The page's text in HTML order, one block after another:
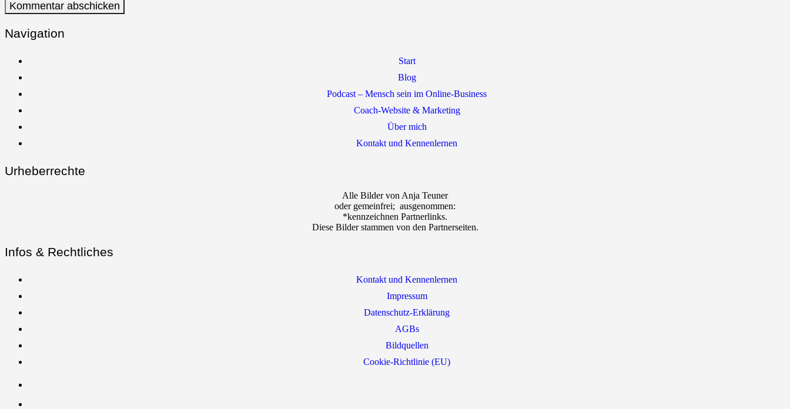
Navigation
Start
Blog
Podcast – Mensch sein im Online-Business
Coach-Website & Marketing
Über mich
Kontakt und Kennenlernen
Urheberrechte
Alle Bilder von Anja Teuner
oder gemeinfrei; ausgenommen:
*kennzeichnen Partnerlinks.
Diese Bilder stammen von den Partnerseiten.
Infos & Rechtliches
Kontakt und Kennenlernen
Impressum
Datenschutz-Erklärung
AGBs
Bildquellen
Cookie-Richtlinie (EU)